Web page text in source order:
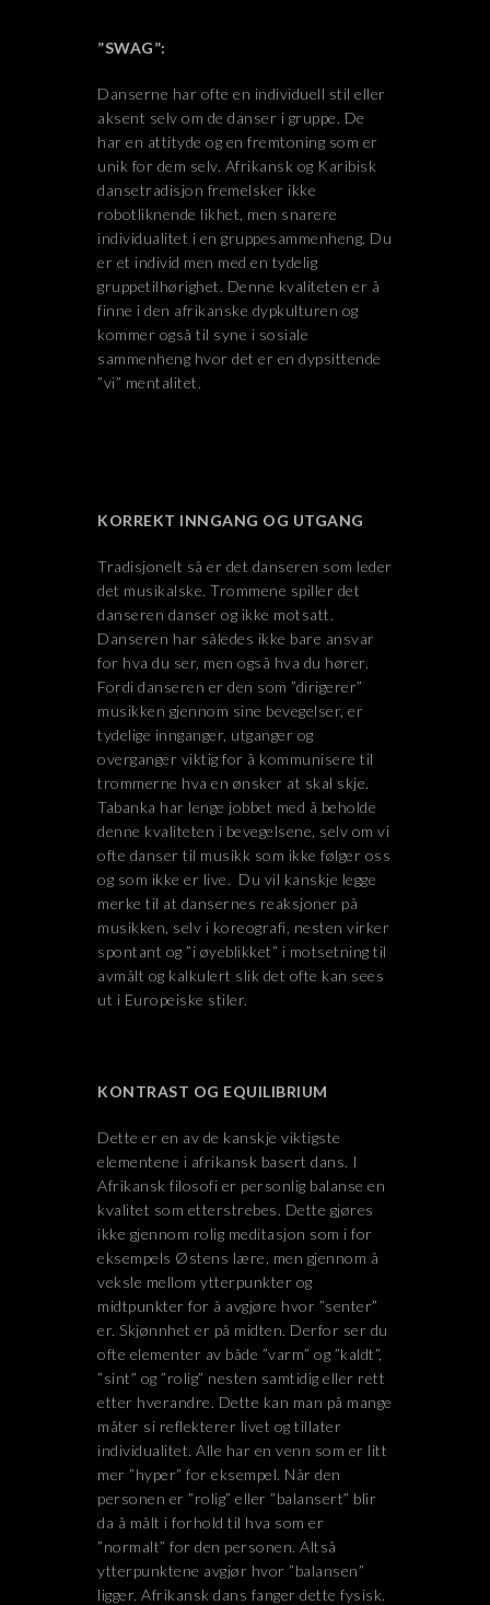
”SWAG”:
Danserne har ofte en individuell stil eller
aksent selv om de danser i gruppe. De
har en attityde og en fremtoning som er
unik for dem selv. Afrikansk og Karibisk
dansetradisjon fremelsker ikke
robotliknende likhet, men snarere
individualitet i en gruppesammenheng. Du
er et individ men med en tydelig
gruppetilhørighet. Denne kvaliteten er å
finne i den afrikanske dypkulturen og
kommer også til syne i sosiale
sammenheng hvor det er en dypsittende
”vi” mentalitet.
KORREKT INNGANG OG UTGANG
Tradisjonelt så er det danseren som leder
det musikalske. Trommene spiller det
danseren danser og ikke motsatt.
Danseren har således ikke bare ansvar
for hva du ser, men også hva du hører.
Fordi danseren er den som ”dirigerer”
musikken gjennom sine bevegelser, er
tydelige innganger, utganger og
overganger viktig for å kommunisere til
trommerne hva en ønsker at skal skje.
Tabanka har lenge jobbet med å beholde
denne kvaliteten i bevegelsene, selv om vi
ofte danser til musikk som ikke følger oss
og som ikke er live. Du vil kanskje legge
merke til at dansernes reaksjoner på
musikken, selv i koreografi, nesten virker
spontant og ”i øyeblikket” i motsetning til
avmålt og kalkulert slik det ofte kan sees
ut i Europeiske stiler.
KONTRAST OG EQUILIBRIUM
Dette er en av de kanskje viktigste
elementene i afrikansk basert dans. I
Afrikansk filosofi er personlig balanse en
kvalitet som etterstrebes. Dette gjøres
ikke gjennom rolig meditasjon som i for
eksempels Østens lære, men gjennom å
veksle mellom ytterpunkter og
midtpunkter for å avgjøre hvor ”senter”
er. Skjønnhet er på midten. Derfor ser du
ofte elementer av både ”varm” og ”kaldt”,
”sint” og ”rolig” nesten samtidig eller rett
etter hverandre. Dette kan man på mange
måter si reflekterer livet og tillater
individualitet. Alle har en venn som er litt
mer ”hyper” for eksempel. Når den
personen er ”rolig” eller ”balansert” blir
da å målt i forhold til hva som er
”normalt” for den personen. Altså
ytterpunktene avgjør hvor ”balansen”
ligger. Afrikansk dans fanger dette fysisk.